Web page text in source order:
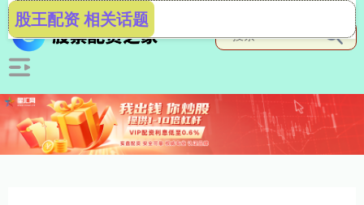
股王配资 相关话题